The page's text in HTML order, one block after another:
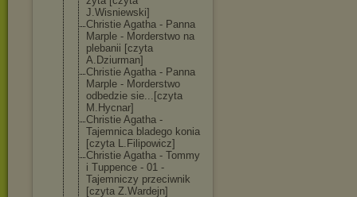
J.Wisniewski]
Christie Agatha - Panna
Marple - Morderstwo na
plebanii [czyta
A.Dziurman]
Christie Agatha - Panna
Marple - Morderstwo
odbedzie sie...[czyta
M.Hycnar]
Christie Agatha -
Tajemnica bladego konia
[czyta L.Filipowicz]
Christie Agatha - Tommy
i Tuppence - 01 -
Tajemniczy przeciwnik
[czyta Z.Wardejn]